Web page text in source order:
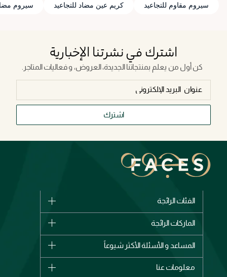
سيروم مقاوم للتجاعيد كريم عين مضاد للتجاعيد سيروم
اشترك في نشرتنا الإخبارية
كن أول من يعلم بمنتجاتنا الجديدة، العروض، و فعاليات المتاجر.
اشترك
الفئات الرائجة
الأكثر مبيعاً
اشترِ بطاقة هدية
الماركات الرائجة
بربري
المساعد و الأسئلة الأكثر شيوعاً
معلومات عنا